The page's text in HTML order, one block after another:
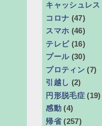
キャッシュレス
コロナ (47)
スマホ (46)
テレビ (16)
プール (30)
プロティン (7)
引越し (2)
円形脱毛症 (19)
感動 (4)
帰省 (257)